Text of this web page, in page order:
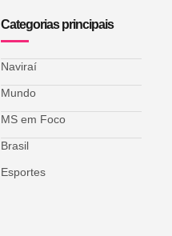
Categorias principais
Naviraí
Mundo
MS em Foco
Brasil
Esportes